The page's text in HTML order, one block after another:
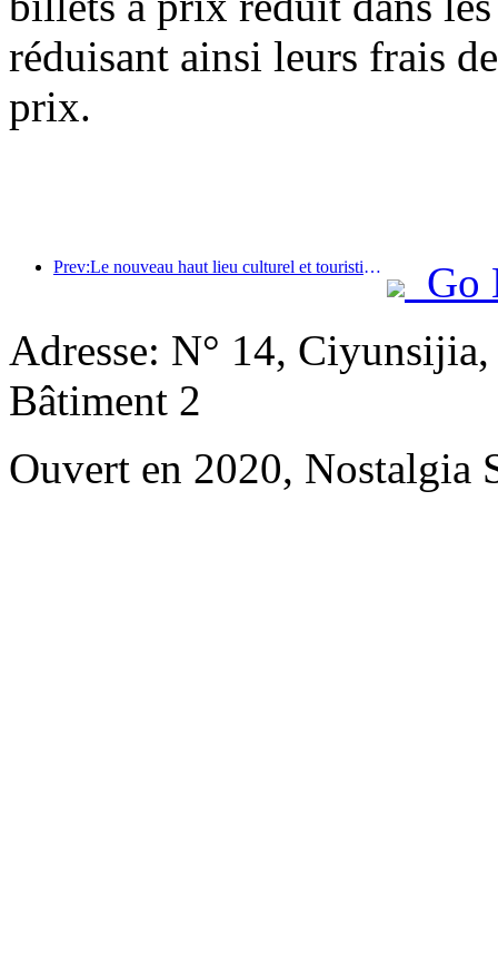
réduisant ainsi leurs frais
prix.
Prev:Le nouveau haut lieu culturel et touristique du quartier de Pinnacle Park à Pékin ouvrira officiellement ses portes cette année.
Go
Adresse: N° 14,
Bâtiment 2
Ouvert en 2020, Nostalgia